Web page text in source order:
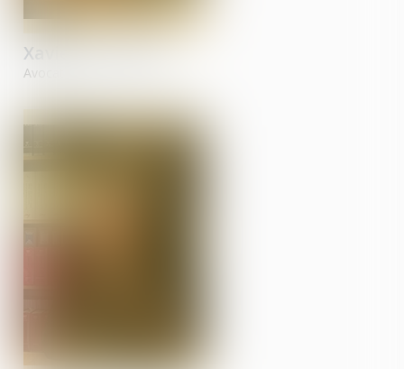
Xavier
Avocat